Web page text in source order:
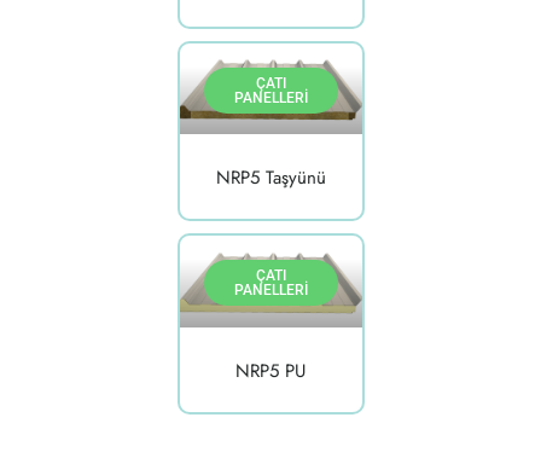
ÇATI
PANELLERI
NRP5 Taşyünü
ÇATI
PANELLERI
NRP5 PU